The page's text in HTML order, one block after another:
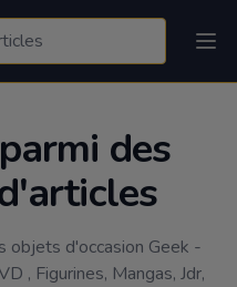
des
objets d'occasion Geek -
, Figurines, Mangas, Jdr,